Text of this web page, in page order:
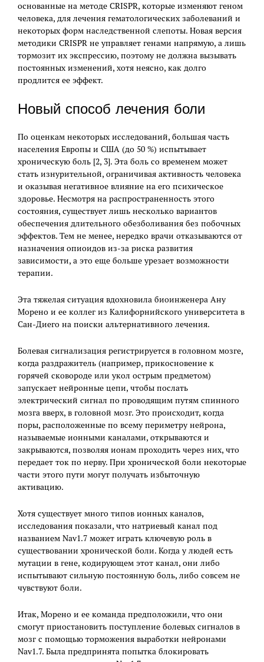
основанные на методе CRISPR, которые изменяют геном
человека, для лечения гематологических заболеваний и
некоторых форм наследственной слепоты. Новая версия
методики CRISPR не управляет генами напрямую, а лишь
тормозит их экспрессию, поэтому не должна вызывать
постоянных изменений, хотя неясно, как долго
продлится ее эффект.
Новый способ лечения боли
По оценкам некоторых исследований, большая часть
населения Европы и США (до 50 %) испытывает
хроническую боль [2, 3]. Эта боль со временем может
стать изнурительной, ограничивая активность человека
и оказывая негативное влияние на его психическое
здоровье. Несмотря на распространенность этого
состояния, существует лишь несколько вариантов
обеспечения длительного обезболивания без побочных
эффектов. Тем не менее, нередко врачи отказываются от
назначения опиоидов из-за риска развития
зависимости, а это еще больше урезает возможности
терапии.
Эта тяжелая ситуация вдохновила биоинженера Ану
Морено и ее коллег из Калифорнийского университета в
Сан-Диего на поиски альтернативного лечения.
Болевая сигнализация регистрируется в головном мозге,
когда раздражитель (например, прикосновение к
горячей сковороде или укол острым предметом)
запускает нейронные цепи, чтобы послать
электрический сигнал по проводящим путям спинного
мозга вверх, в головной мозг. Это происходит, когда
поры, расположенные по всему периметру нейрона,
называемые ионными каналами, открываются и
закрываются, позволяя ионам проходить через них, что
передает ток по нерву. При хронической боли некоторые
части этого пути могут получать избыточную
активацию.
Хотя существует много типов ионных каналов,
исследования показали, что натриевый канал под
названием Nav1.7 может играть ключевую роль в
существовании хронической боли. Когда у людей есть
мутации в гене, кодирующем этот канал, они либо
испытывают сильную постоянную боль, либо совсем не
чувствуют боли.
Итак, Морено и ее команда предположили, что они
смогут приостановить поступление болевых сигналов в
мозг с помощью торможения выработки нейронами
Nav1.7. Была предпринята попытка блокировать